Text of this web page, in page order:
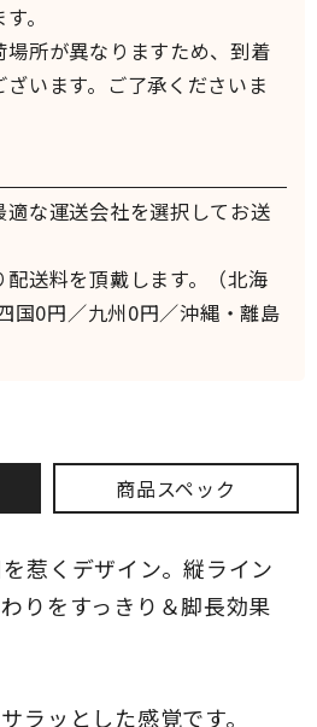
商品スペック
惹くデザイン。縦ライン
りをすっきり＆脚長効果
ラッとした感覚です。
。
場所が異なりますため、到着
います。ご了承くださいま
な運送会社を選択してお送
送料を頂戴します。（北海
国0円／九州0円／沖縄・離島